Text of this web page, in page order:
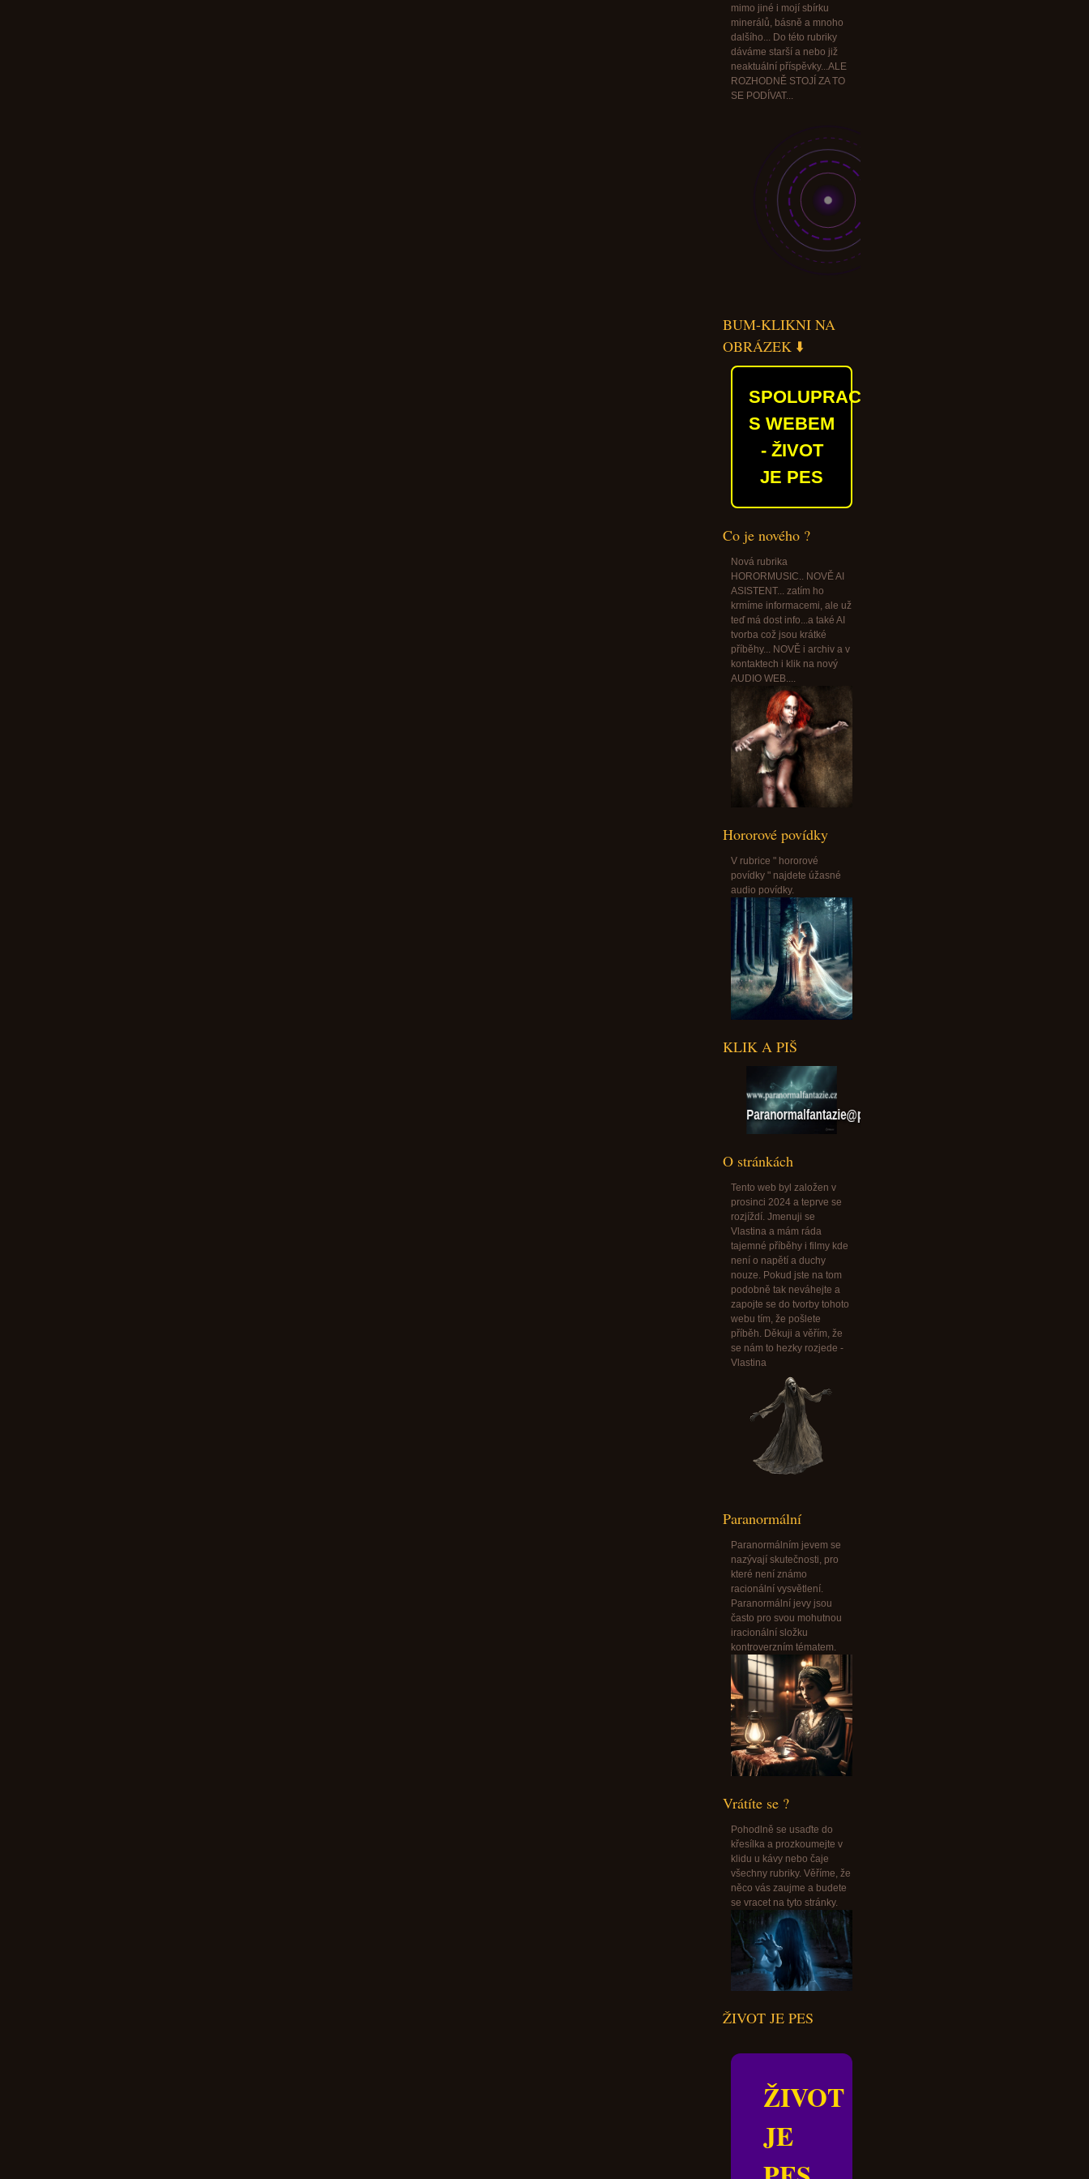
mimo jiné i mojí sbírku
minerálů, básně a mnoho
dalšího... Do této rubriky
dáváme starší a nebo již
neaktuální příspěvky...ALE
ROZHODNĚ STOJÍ ZA TO
SE PODÍVAT...
BUM-KLIKNI NA
OBRÁZEK ⬇️
SPOLUPRACUJEME
S WEBEM
- ŽIVOT
JE PES
Co je nového ?
Nová rubrika
HORORMUSIC.. NOVĚ AI
ASISTENT... zatím ho
krmíme informacemi, ale už
teď má dost info...a také AI
tvorba což jsou krátké
příběhy... NOVĚ i archiv a v
kontaktech i klik na nový
AUDIO WEB....
Hororové povídky
V rubrice " hororové
povídky " najdete úžasné
audio povídky.
KLIK A PIŠ
Paranormalfantazie@paranormalfantazie.cz
O stránkách
Tento web byl založen v
prosinci 2024 a teprve se
rozjíždí. Jmenuji se
Vlastina a mám ráda
tajemné příběhy i filmy kde
není o napětí a duchy
nouze. Pokud jste na tom
podobně tak neváhejte a
zapojte se do tvorby tohoto
webu tím, že pošlete
příběh. Děkuji a věřím, že
se nám to hezky rozjede -
Vlastina
Paranormální
Paranormálním jevem se
nazývají skutečnosti, pro
které není známo
racionální vysvětlení.
Paranormální jevy jsou
často pro svou mohutnou
iracionální složku
kontroverzním tématem.
Vrátíte se ?
Pohodlně se usaďte do
křesílka a prozkoumejte v
klidu u kávy nebo čaje
všechny rubriky. Věříme, že
něco vás zaujme a budete
se vracet na tyto stránky.
ŽIVOT JE PES
ŽIVOT
JE